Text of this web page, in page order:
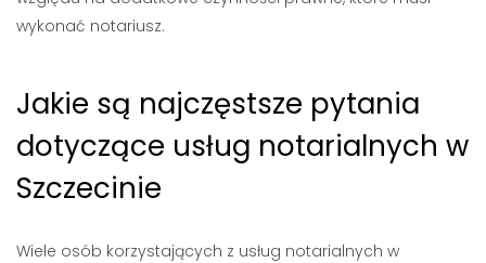
wykonać notariusz.
Jakie są najczęstsze pytania
dotyczące usług notarialnych w
Szczecinie
Wiele osób korzystających z usług notarialnych w